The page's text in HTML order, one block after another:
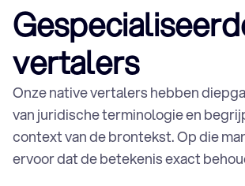
Gebruikers handleiding vertalen
Boek vertalen
Brochure vertalen
Arbeids contracten vertalen
Catalogus vertalen
AVG vertalen
Handleidingen vertalen
CV vertalen
vertalers
Onze native vertalers hebben
van juridische terminologie en
context van de brontekst. Op die
ervoor dat de betekenis exact